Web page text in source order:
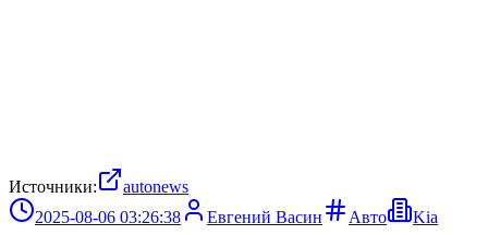
Источники:
autonews
2025-08-06 03:26:38
Евгений Васин Авто Kia